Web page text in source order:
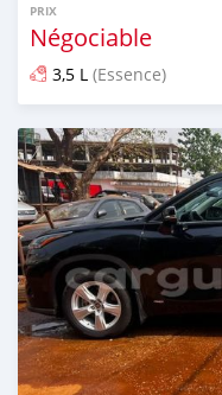
PRIX
Négociable
3,5 L (Essence)
Publié il y a plus d'un an